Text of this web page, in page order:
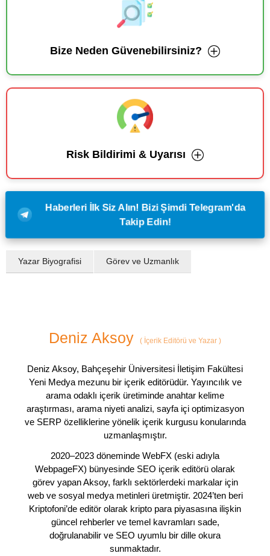
Bize Neden Güvenebilirsiniz?
Risk Bildirimi & Uyarısı
Haberleri İlk Siz Alın! Bizi Şimdi Telegram'da
Takip Edin!
Yazar Biyografisi Görev ve Uzmanlık
Deniz Aksoy ( İçerik Editörü ve Yazar )
Deniz Aksoy, Bahçeşehir Üniversitesi İletişim Fakültesi
Yeni Medya mezunu bir içerik editörüdür. Yayıncılık ve
arama odaklı içerik üretiminde anahtar kelime
araştırması, arama niyeti analizi, sayfa içi optimizasyon
ve SERP özelliklerine yönelik içerik kurgusu konularında
uzmanlaşmıştır.
2020–2023 döneminde WebFX (eski adıyla
WebpageFX) bünyesinde SEO içerik editörü olarak
görev yapan Aksoy, farklı sektörlerdeki markalar için
web ve sosyal medya metinleri üretmiştir. 2024’ten beri
Kriptofoni’de editör olarak kripto para piyasasına ilişkin
güncel rehberler ve temel kavramları sade,
doğrulanabilir ve SEO uyumlu bir dille okura
sunmaktadır.